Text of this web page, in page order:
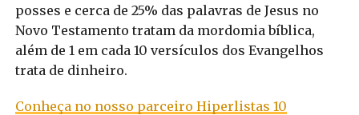
posses e cerca de 25% das palavras de Jesus no
Novo Testamento tratam da mordomia bíblica,
além de 1 em cada 10 versículos dos Evangelhos
trata de dinheiro.
Conheça no nosso parceiro Hiperlistas 10